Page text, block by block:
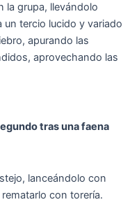
la grupa, llevándolo
tercio lucido y variado
apurando las
aprovechando las
tras una faena
lanceándolo con
con torería.